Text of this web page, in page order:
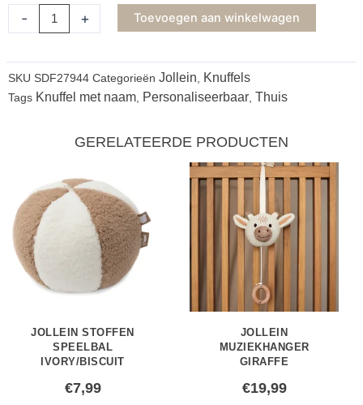
- + Toevoegen aan winkelwagen
SKU SDF27944 Categorieën Jollein Knuffels
Tags Knuffel met naam Personaliseerbaar Thuis
GERELATEERDE PRODUCTEN
JOLLEIN STOFFEN
SPEELBAL
IVORY/BISCUIT
€7,99
JOLLEIN
MUZIEKHANGER
GIRAFFE
€19,99